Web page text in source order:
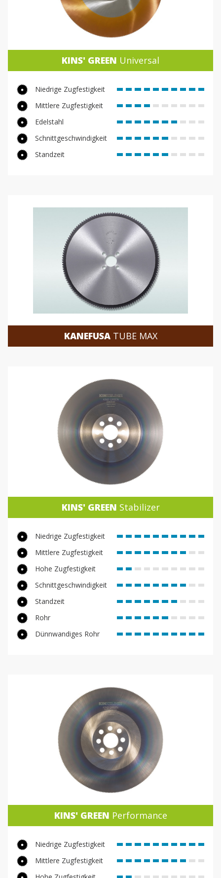
KINS' GREEN Universal
Niedrige Zugfestigkeit
Mittlere Zugfestigkeit
Edelstahl
Schnittgeschwindigkeit
Standzeit
KANEFUSATUBE MAX
KINS' GREEN Stabilizer
Niedrige Zugfestigkeit
Mittlere Zugfestigkeit
Hohe Zugfestigkeit
Schnittgeschwindigkeit
Standzeit
Rohr
Dünnwandiges Rohr
KINS' GREEN Performance
Niedrige Zugfestigkeit
Mittlere Zugfestigkeit